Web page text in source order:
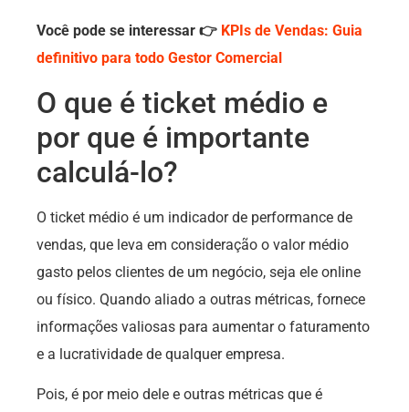
Você pode se interessar 👉 KPIs de Vendas: Guia
definitivo para todo Gestor Comercial
O que é ticket médio e
por que é importante
calculá-lo?
O ticket médio é um indicador de performance de
vendas, que leva em consideração o valor médio
gasto pelos clientes de um negócio, seja ele online
ou físico. Quando aliado a outras métricas, fornece
informações valiosas para aumentar o faturamento
e a lucratividade de qualquer empresa.
Pois, é por meio dele e outras métricas que é